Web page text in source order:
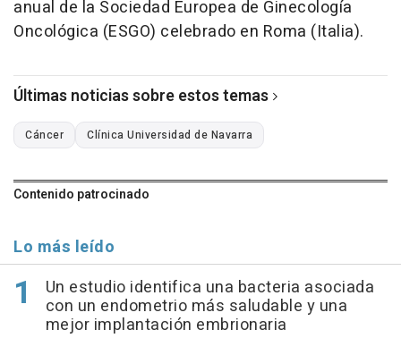
anual de la Sociedad Europea de Ginecología
Oncológica (ESGO) celebrado en Roma (Italia).
Últimas noticias sobre estos temas
Cáncer Clínica Universidad de Navarra
Contenido patrocinado
Lo más leído
Un estudio identifica una bacteria asociada
con un endometrio más saludable y una
mejor implantación embrionaria